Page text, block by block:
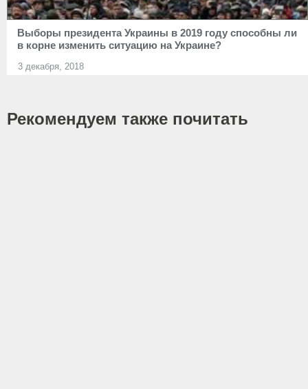
Выборы президента Украины в 2019 году способны ли
в корне изменить ситуацию на Украине?
3 декабря, 2018
Рекомендуем также почитать